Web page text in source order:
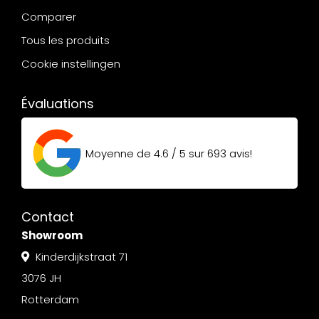
Comparer
Tous les produits
Cookie instellingen
Évaluations
Moyenne de 4.6 / 5 sur693 avis!
Contact
Showroom
Kinderdijkstraat 71
3076 JH
Rotterdam